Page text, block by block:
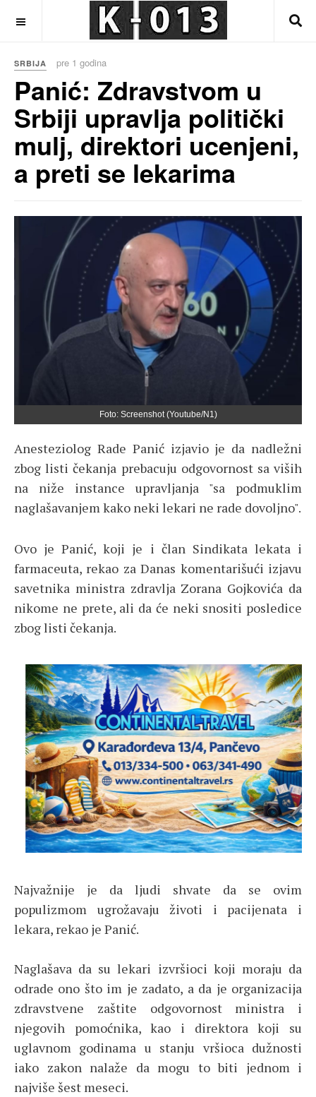
SRBIJA pre 1 godina
Panić: Zdravstvom u
Srbiji upravlja politički
mulj, direktori ucenjeni,
a preti se lekarima
Foto: Screenshot (Youtube/N1)
Anesteziolog Rade Panić izjavio je da nadležni
zbog listi čekanja prebacuju odgovornost sa viših
na niže instance upravljanja "sa podmuklim
naglašavanjem kako neki lekari ne rade dovoljno".
Ovo je Panić, koji je i član Sindikata lekata i
farmaceuta, rekao za Danas komentarišući izjavu
savetnika ministra zdravlja Zorana Gojkovića da
nikome ne prete, ali da će neki snositi posledice
zbog listi čekanja.
Najvažnije je da ljudi shvate da se ovim
populizmom ugrožavaju životi i pacijenata i
lekara, rekao je Panić.
Naglašava da su lekari izvršioci koji moraju da
odrade ono što im je zadato, a da je organizacija
zdravstvene zaštite odgovornost ministra i
njegovih pomoćnika, kao i direktora koji su
uglavnom godinama u stanju vršioca dužnosti
iako zakon nalaže da mogu to biti jednom i
najviše šest meseci.